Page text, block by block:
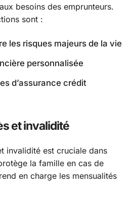
besoins des emprunteurs.
sont :
les risques majeurs de la vie
personnalisée
d’assurance crédit
et invalidité
invalidité est cruciale dans
la famille en cas de
en charge les mensualités